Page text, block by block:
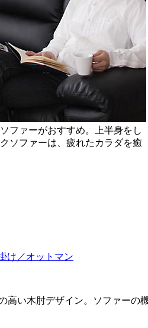
ファーがおすすめ。上半身をし
ソファーは、疲れたカラダを癒
け／オットマン
い木肘デザイン。ソファー